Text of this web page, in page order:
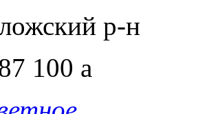
р-н
100 a